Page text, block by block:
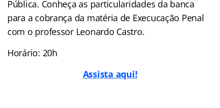
Pública. Conheça as particularidades da banca
para a cobrança da matéria de Execucação Penal
com o professor Leonardo Castro.
Horário: 20h
Assista aqui!